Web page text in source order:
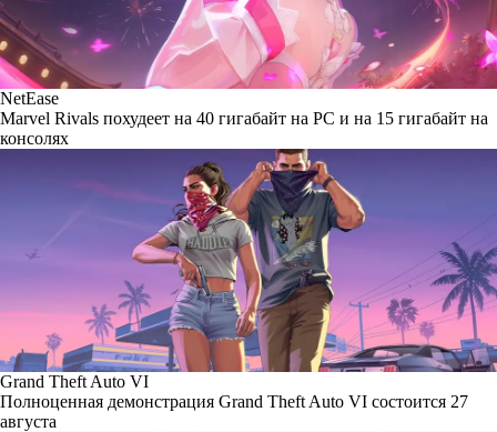
NetEase
Marvel Rivals похудеет на 40 гигабайт на PC и на 15 гигабайт на
консолях
Grand Theft Auto VI
Полноценная демонстрация Grand Theft Auto VI состоится 27
августа